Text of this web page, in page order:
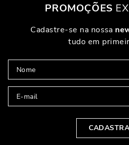
Não Encontramos Nenhum
preto-salto-
O Que Eu
Verifique Os Termos
PARA